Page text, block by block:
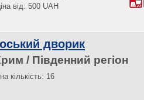
від: 500 UAH
дворик
/ Південний регіон
кількість: 16